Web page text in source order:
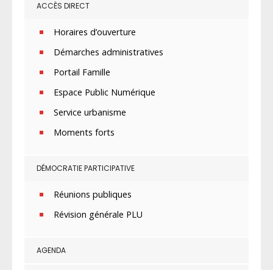
ACCÈS DIRECT
Horaires d’ouverture
Démarches administratives
Portail Famille
Espace Public Numérique
Service urbanisme
Moments forts
DÉMOCRATIE PARTICIPATIVE
Réunions publiques
Révision générale PLU
AGENDA